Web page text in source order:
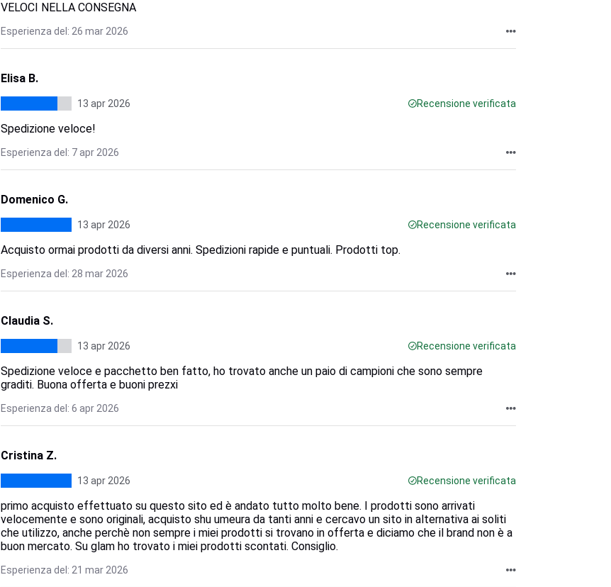
VELOCI NELLA CONSEGNA
Esperienza del: 26 mar 2026
Elisa B.
13 apr 2026 Recensione verificata
Spedizione veloce!
Esperienza del: 7 apr 2026
Domenico G.
13 apr 2026 Recensione verificata
Acquisto ormai prodotti da diversi anni. Spedizioni rapide e puntuali. Prodotti top.
Esperienza del: 28 mar 2026
Claudia S.
13 apr 2026 Recensione verificata
Spedizione veloce e pacchetto ben fatto, ho trovato anche un paio di campioni che sono sempre
graditi. Buona offerta e buoni prezxi
Esperienza del: 6 apr 2026
Cristina Z.
13 apr 2026 Recensione verificata
primo acquisto effettuato su questo sito ed è andato tutto molto bene. I prodotti sono arrivati
velocemente e sono originali, acquisto shu umeura da tanti anni e cercavo un sito in alternativa ai soliti
che utilizzo, anche perchè non sempre i miei prodotti si trovano in offerta e diciamo che il brand non è a
buon mercato. Su glam ho trovato i miei prodotti scontati. Consiglio.
Esperienza del: 21 mar 2026